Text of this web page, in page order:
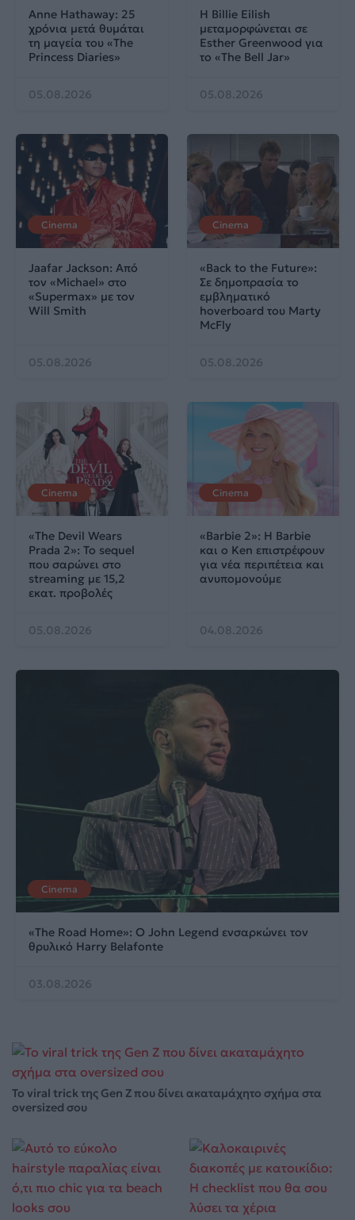
Anne Hathaway: 25
χρόνια μετά θυμάται
τη μαγεία του «The
Princess Diaries»
05.08.2026
Η Billie Eilish
μεταμορφώνεται σε
Esther Greenwood για
το «The Bell Jar»
05.08.2026
Cinema
Jaafar Jackson: Από
τον «Michael» στο
«Supermax» με τον
Will Smith
05.08.2026
Cinema
«Back to the Future»:
Σε δημοπρασία το
εμβληματικό
hoverboard του Marty
McFly
05.08.2026
Cinema
«The Devil Wears
Prada 2»: Το sequel
που σαρώνει στο
streaming με 15,2
εκατ. προβολές
05.08.2026
Cinema
«Barbie 2»: Η Barbie
και ο Ken επιστρέφουν
για νέα περιπέτεια και
ανυπομονούμε
04.08.2026
Cinema
«The Road Home»: Ο John Legend ενσαρκώνει τον
θρυλικό Harry Belafonte
03.08.2026
Το viral trick της Gen Z που δίνει ακαταμάχητο σχήμα στα
oversized σου